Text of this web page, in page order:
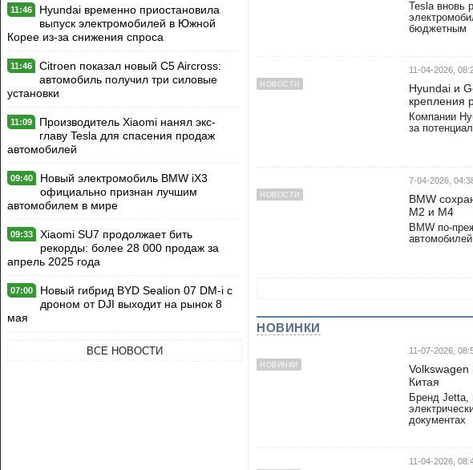
11:46
Hyundai временно приостановила
выпуск электромобилей в Южной
Корее из-за снижения спроса
11:46
Citroen показал новый C5 Aircross:
автомобиль получил три силовые
установки
11:09
Производитель Xiaomi нанял экс-
главу Tesla для спасения продаж
автомобилей
09:40
Новый электромобиль BMW iX3
официально признан лучшим
автомобилем в мире
09:33
Xiaomi SU7 продолжает бить
рекорды: более 28 000 продаж за
апрель 2025 года
07:00
Новый гибрид BYD Sealion 07 DM-i с
дроном от DJI выходит на рынок 8
мая
ВСЕ НОВОСТИ
Tesla вновь
бюджетным
НОВОСТИ
11-04-2026,
Hyundai и
крепления
Компании
за
НОВОСТИ
7-04-2026,
BMW
M2 и M4
BMW по-
НОВИНКИ
НОВИНКИ
11-07-2026,
Китая
Бренд Jetta,
документах
11-04-2026,